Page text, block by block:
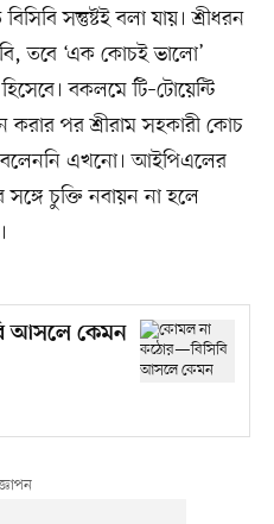
সন্তুষ্টই বলা যায়। শ্রীধরন
তবে ‘এক কোচই ভালো’
বকলমে টি–টোয়েন্টি
করার পর শ্রীরাম সহকারী কোচ
বলেননি এখনো। আইপিএলের
সঙ্গে চুক্তি নবায়ন না হলে
আসলে কেমন